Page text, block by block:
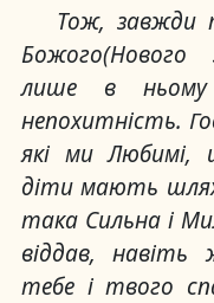
Тож, завжди
Божого(Нового
лише в
непохитність.
які ми Любимі,
діти мають
така Сильна і
віддав,
тебе і твого